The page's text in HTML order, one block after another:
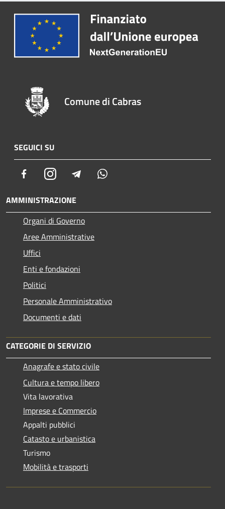
Comune di Cabras
SEGUICI SU
FacebookInstagram Telegram
AMMINISTRAZIONE
Organi di Governo
Aree Amministrative
Uffici
Enti e fondazioni
Politici
Personale Amministrativo
Documenti e dati
CATEGORIE DI SERVIZIO
Anagrafe e stato civile
Cultura e tempo libero
Vita lavorativa
Imprese e Commercio
Appalti pubblici
Catasto e urbanistica
Turismo
Mobilità e trasporti